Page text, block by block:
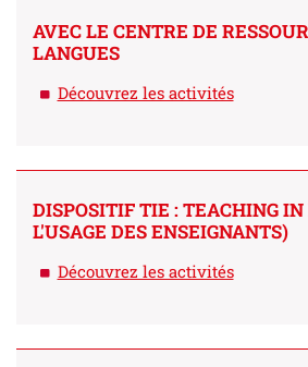
AVEC LE CENTRE DE
LANGUES
Découvrez les activités
DISPOSITIF TIE : TEACHING
L'USAGE DES ENSEIGNANTS)
Découvrez les activités